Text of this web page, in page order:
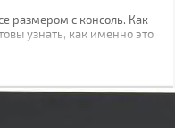
размером с консоль. Как
узнать, как именно это